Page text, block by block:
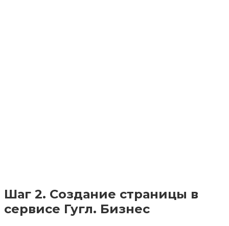
Шаг 2. Создание страницы в
сервисе Гугл. Бизнес